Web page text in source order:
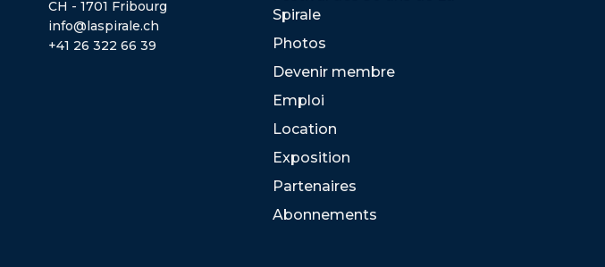
CH - 1701 Fribourg
info@laspirale.ch
+41 26 322 66 39
Spirale
Photos
Devenir membre
Emploi
Location
Exposition
Partenaires
Abonnements